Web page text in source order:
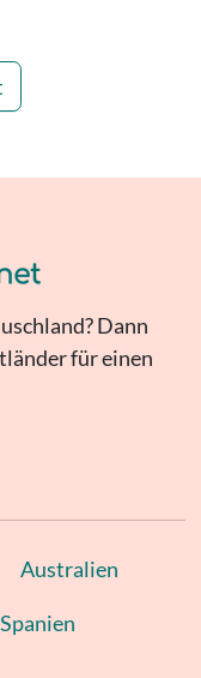
Dann
für einen
Australien
Spanien